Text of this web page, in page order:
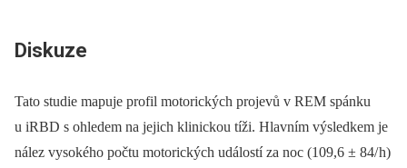
Diskuze
Tato studie mapuje profil motorických projevů v REM spánku
u iRBD s ohledem na jejich klinickou tíži. Hlavním výsledkem je
nález vysokého počtu motorických událostí za noc (109,6 ± 84/ h)